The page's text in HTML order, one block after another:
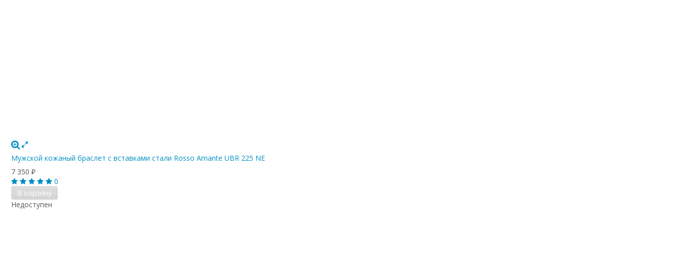
Мужской кожаный браслет с вставками стали Rosso Amante UBR 225 NE
7 350 ₽
0
В корзину
Недоступен